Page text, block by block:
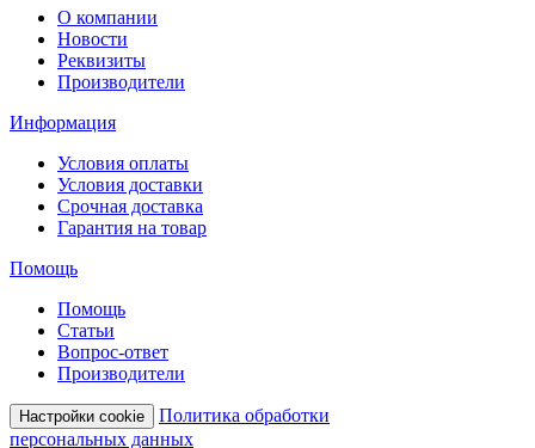
О компании
Новости
Реквизиты
Производители
Информация
Условия оплаты
Условия доставки
Срочная доставка
Гарантия на товар
Помощь
Помощь
Статьи
Вопрос-ответ
Производители
Настройки cookie
Политика обработки
персональных данных